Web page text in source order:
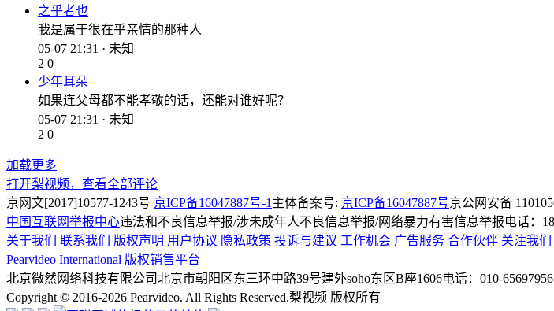
之乎者也
我是属于很在乎亲情的那种人
05-07 21:31 · 未知
2 0
少年耳朵
如果连父母都不能孝敬的话，还能对谁好呢？
05-07 21:31 · 未知
2 0
加载更多
打开梨视频，查看全部评论
京网文[2017]10577-1243号 京ICP备16047887号-1 主体备案号: 京ICP备16047887号京公网安备
中国互联网举报中心违法和不良信息举报/涉未成年人不良信息举报/网络暴力有害信息举报电话：
关于我们
联系我们 版权声明 用户协议 隐私政策 投诉与建议 工作机会 广告服务 合作伙伴 关注我们
Pearvideo International 版权销售平台
北京微然网络科技有限公司北京市朝阳区东三环中路39号建外soho东区B座1606电话：010-65697956
Copyright © 2016-2026 Pearvideo. All Rights Reserved.梨视频 版权所有